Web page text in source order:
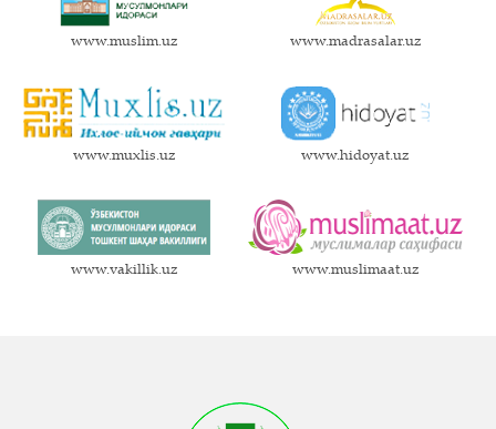
www.muslim.uz www.madrasalar.uz
www.muxlis.uz www.hidoyat.uz
www.vakillik.uz www.muslimaat.uz